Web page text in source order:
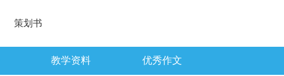
策划书
教学资料 优秀作文